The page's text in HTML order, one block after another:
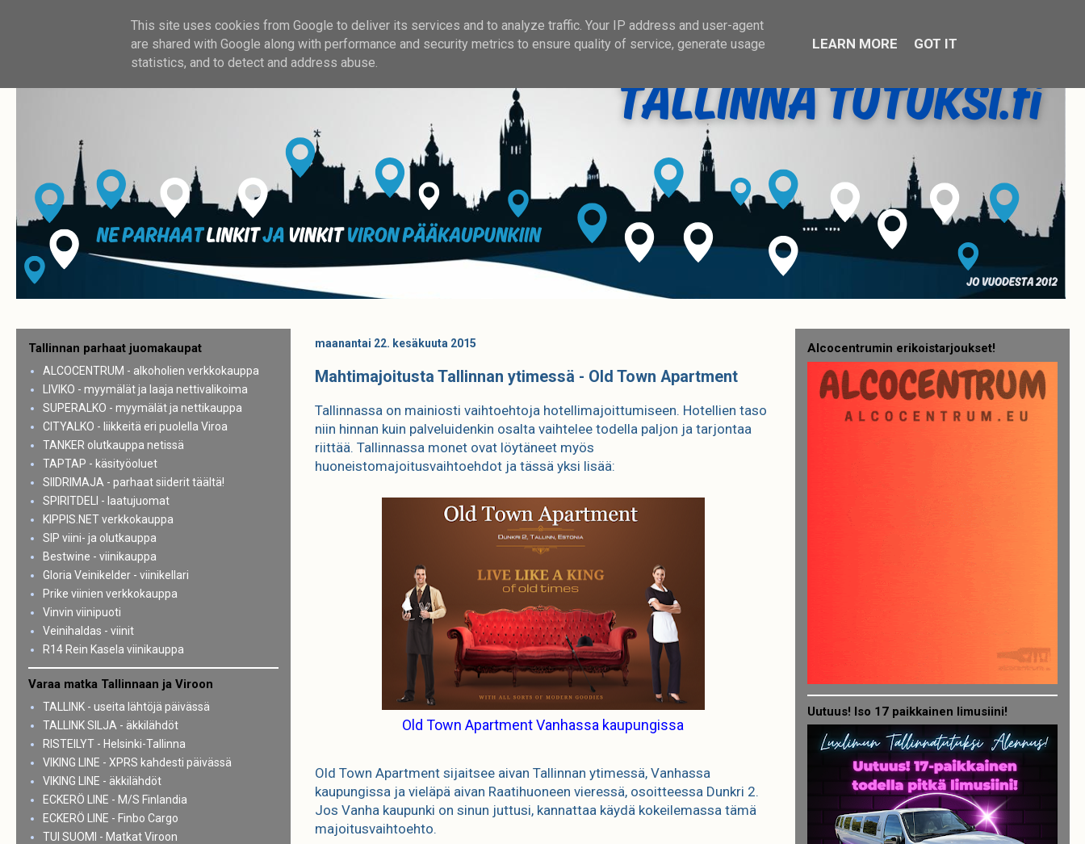
maanantai 22. kesäkuuta 2015
Mahtimajoitusta Tallinnan ytimessä - Old Town Apartment
Tallinnassa on mainiosti vaihtoehtoja hotellimajoittumiseen. Hotellien taso
niin hinnan kuin palveluidenkin osalta vaihtelee todella paljon ja tarjontaa
riittää. Tallinnassa monet ovat löytäneet myös
huoneistomajoitusvaihtoehdot ja tässä yksi lisää:
Old Town Apartment Vanhassa kaupungissa
Old Town Apartment sijaitsee aivan Tallinnan ytimessä, Vanhassa
kaupungissa ja vieläpä aivan Raatihuoneen vieressä, osoitteessa Dunkri 2.
Jos Vanha kaupunki on sinun juttusi, kannattaa käydä kokeilemassa tämä
majoitusvaihtoehto.
Tallinnan parhaat juomakaupat
ALCOCENTRUM - alkoholien verkkokauppa
LIVIKO - myymälät ja laaja nettivalikoima
SUPERALKO - myymälät ja nettikauppa
CITYALKO - liikkeitä eri puolella Viroa
TANKER olutkauppa netissä
TAPTAP - käsityöoluet
SIIDRIMAJA - parhaat siiderit täältä!
SPIRITDELI - laatujuomat
KIPPIS.NET verkkokauppa
SIP viini- ja olutkauppa
Bestwine - viinikauppa
Gloria Veinikelder - viinikellari
Prike viinien verkkokauppa
Vinvin viinipuoti
Veinihaldas - viinit
R14 Rein Kasela viinikauppa
Varaa matka Tallinnaan ja Viroon
TALLINK - useita lähtöjä päivässä
TALLINK SILJA - äkkilähdöt
RISTEILYT - Helsinki-Tallinna
VIKING LINE - XPRS kahdesti päivässä
VIKING LINE - äkkilähdöt
ECKERÖ LINE - M/S Finlandia
ECKERÖ LINE - Finbo Cargo
TUI SUOMI - Matkat Viroon
Alcocentrumin erikoistarjoukset!
Uutuus! Iso 17 paikkainen limusiini!
This site uses cookies from Google to deliver its services and to analyze traffic. Your IP address and user-agent
are shared with Google along with performance and security metrics to ensure quality of service, generate usage
statistics, and to detect and address abuse.
LEARN MORE GOT IT